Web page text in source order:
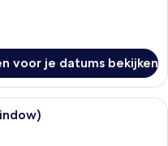
voor je datums bekijken
hotelkamer met een groot bed,